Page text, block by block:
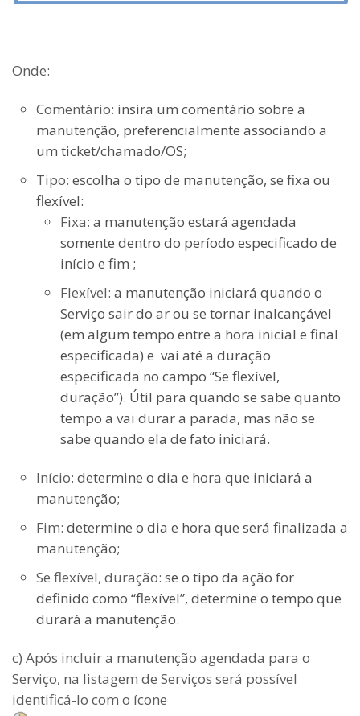
Onde:
Comentário: insira um comentário sobre a
manutenção, preferencialmente associando a
um ticket/chamado/OS;
Tipo: escolha o tipo de manutenção, se fixa ou
flexível:
Fixa: a manutenção estará agendada
somente dentro do período especificado de
início e fim ;
Flexível: a manutenção iniciará quando o
Serviço sair do ar ou se tornar inalcançável
(em algum tempo entre a hora inicial e final
especificada) e vai até a duração
especificada no campo “Se flexível,
duração”). Útil para quando se sabe quanto
tempo a vai durar a parada, mas não se
sabe quando ela de fato iniciará.
Início: determine o dia e hora que iniciará a
manutenção;
Fim: determine o dia e hora que será finalizada a
manutenção;
Se flexível, duração: se o tipo da ação for
definido como “flexível”, determine o tempo que
durará a manutenção.
c) Após incluir a manutenção agendada para o
Serviço, na listagem de Serviços será possível
identificá-lo com o ícone